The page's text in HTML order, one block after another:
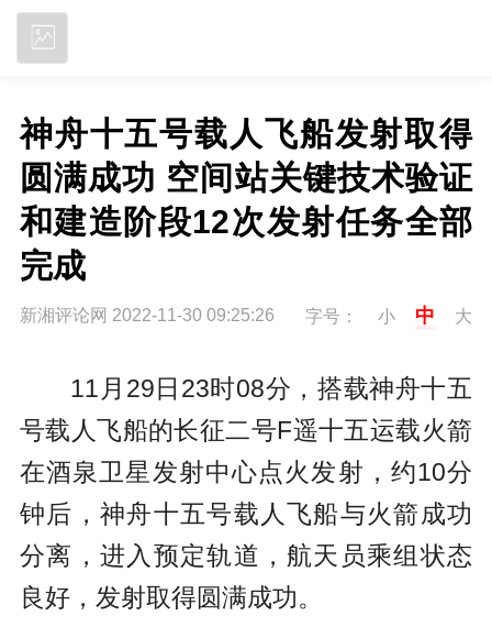
神舟十五号载人飞船发射取得
圆满成功 空间站关键技术验证
和建造阶段12次发射任务全部
完成
新湘评论网 2022-11-30 09:25:26 字号： 小 中 大
11月29日23时08分，搭载神舟十五
号载人飞船的长征二号F遥十五运载火箭
在酒泉卫星发射中心点火发射，约10分
钟后，神舟十五号载人飞船与火箭成功
分离，进入预定轨道，航天员乘组状态
良好，发射取得圆满成功。